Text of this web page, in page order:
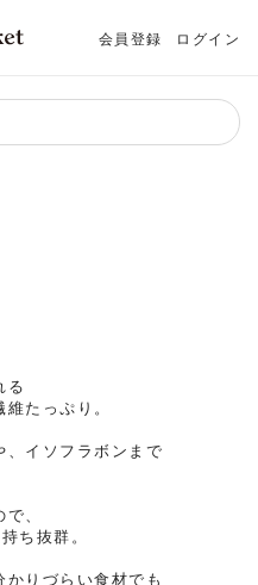
会員登録 ログイン
る
たっぷり。
、イソフラボンまで
、
ち抜群。
りづらい食材でも